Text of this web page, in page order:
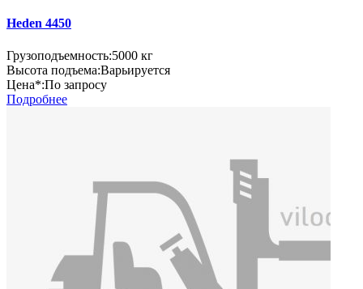
Heden 4450
Грузоподъемность:5000 кг
Высота подъема:Варьируется
Цена*:По запросу
Подробнее